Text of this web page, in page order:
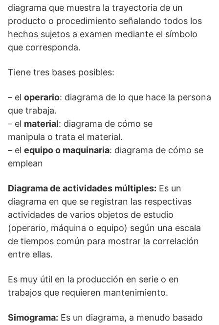
diagrama que muestra la trayectoria de un
producto o procedimiento señalando todos los
hechos sujetos a examen mediante el símbolo
que corresponda.
Tiene tres bases posibles:
– el operario: diagrama de lo que hace la persona
que trabaja.
– el material: diagrama de cómo se
manipula o trata el material.
– el equipo o maquinaria: diagrama de cómo se
emplean
Diagrama de actividades múltiples: Es un
diagrama en que se registran las respectivas
actividades de varios objetos de estudio
(operario, máquina o equipo) según una escala
de tiempos común para mostrar la correlación
entre ellas.
Es muy útil en la producción en serie o en
trabajos que requieren mantenimiento.
Simograma: Es un diagrama, a menudo basado